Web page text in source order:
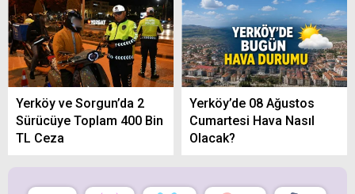
Yerköy ve Sorgun’da 2
Sürücüye Toplam 400 Bin
TL Ceza
Yerköy’de 08 Ağustos
Cumartesi Hava Nasıl
Olacak?